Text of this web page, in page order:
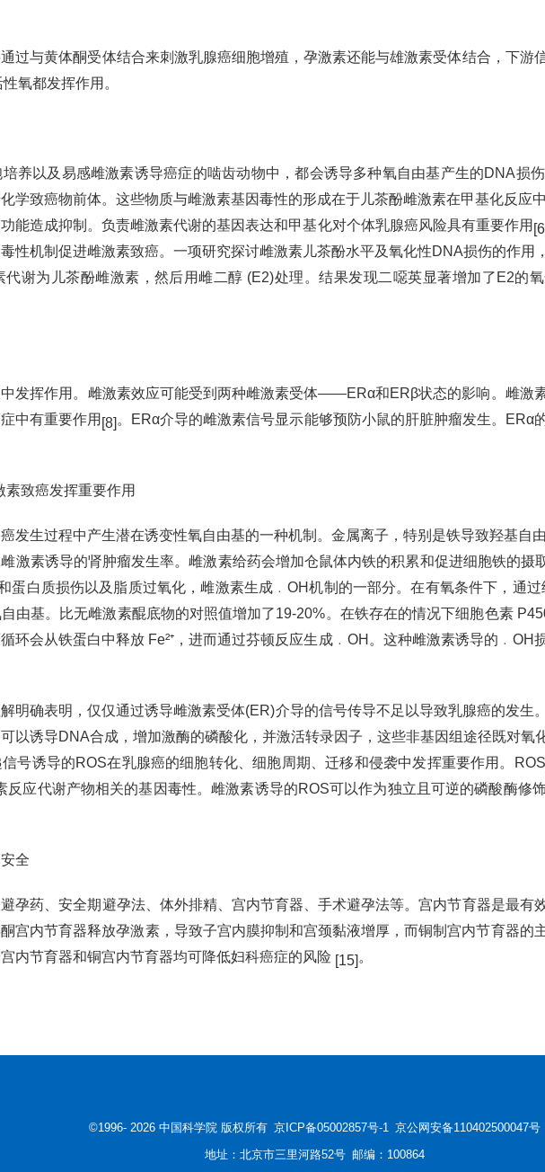
过与黄体酮受体结合来刺激乳腺癌细胞增殖，孕激素还能与雄激素受体结合，下游
氧都发挥作用。
养以及易感雌激素诱导癌症的啮齿动物中，都会诱导多种氧自由基产生的DNA损
学致癌物前体。这些物质与雌激素基因毒性的形成在于儿茶酚雌激素在甲基化反应
能造成抑制。负责雌激素代谢的基因表达和甲基化对个体乳腺癌风险具有重要作用
性机制促进雌激素致癌。一项研究探讨雌激素儿茶酚水平及氧化性DNA损伤的作用
谢为儿茶酚雌激素，然后用雌二醇 (E2)处理。结果发现二噁英显著增加了E2的
发挥作用。雌激素效应可能受到两种雌激素受体——ERα和ERβ状态的影响。雌激
中有重要作用[8]。ERα介导的雌激素信号显示能够预防小鼠的肝脏肿瘤发生。ERα
素致癌发挥重要作用
发生过程中产生潜在诱变性氧自由基的一种机制。金属离子，特别是铁导致羟基自
激素诱导的肾肿瘤发生率。雌激素给药会增加仓鼠体内铁的积累和促进细胞铁的摄
蛋白质损伤以及脂质过氧化，雌激素生成﹒OH机制的一部分。在有氧条件下，通
由基。比无雌激素醌底物的对照值增加了19-20%。在铁存在的情况下细胞色素
环会从铁蛋白中释放 Fe²⁺，进而通过芬顿反应生成﹒OH。这种雌激素诱导的
明确表明，仅仅通过诱导雌激素受体(ER)介导的信号传导不足以导致乳腺癌的发生
以诱导DNA合成，增加激酶的磷酸化，并激活转录因子，这些非基因组途径既对氧
号诱导的ROS在乳腺癌的细胞转化、细胞周期、迁移和侵袭中发挥重要作用。
反应代谢产物相关的基因毒性。雌激素诱导的ROS可以作为独立且可逆的磷酸酶修
全
孕药、安全期避孕法、体外排精、宫内节育器、手术避孕法等。宫内节育器是最有
宫内节育器释放孕激素，导致子宫内膜抑制和宫颈黏液增厚，而铜制宫内节育器的
内节育器和铜宫内节育器均可降低妇科癌症的风险 [15]。
©1996-2026 中国科学院 版权所有 京ICP备05002857号-1 京公网安备110402500047号
地址：北京市三里河路52号 邮编：100864